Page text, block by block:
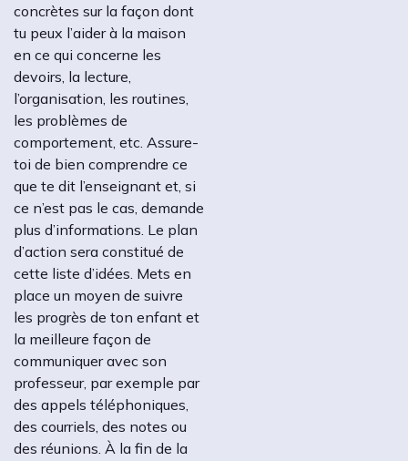
concrètes sur la façon dont
tu peux l’aider à la maison
en ce qui concerne les
devoirs, la lecture,
l’organisation, les routines,
les problèmes de
comportement, etc. Assure-
toi de bien comprendre ce
que te dit l’enseignant et, si
ce n’est pas le cas, demande
plus d’informations. Le plan
d’action sera constitué de
cette liste d’idées. Mets en
place un moyen de suivre
les progrès de ton enfant et
la meilleure façon de
communiquer avec son
professeur, par exemple par
des appels téléphoniques,
des courriels, des notes ou
des réunions. À la fin de la